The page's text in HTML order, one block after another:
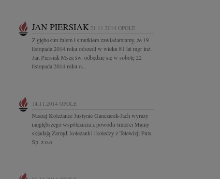
JAN PIERSIAK 21.11.2014 OPOLE
Z głębokim żalem i smutkiem zawiadamiamy, że 19
listopada 2014 roku odszedł w wieku 81 lat mgr inż.
Jan Piersiak Msza św. odbędzie się w sobotę 22
listopada 2014 roku o...
14.11.2014 OPOLE
Naszej Koleżance Justynie Ganczarek-Jach wyrazy
najgłębszego współczucia z powodu śmierci Mamy
składają Zarząd, koleżanki i koledzy z Telewizji Puls
Sp. z o.o.